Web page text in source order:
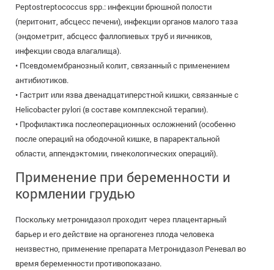
Peptostreptococcus spp.: инфекции брюшной полости
(перитонит, абсцесс печени), инфекции органов малого таза
(эндометрит, абсцесс фаллопиевых труб и яичников,
инфекции свода влагалища).
• Псевдомембранозный колит, связанный с применением
антибиотиков.
• Гастрит или язва двенадцатиперстной кишки, связанные с
Helicobacter pylori (в составе комплексной терапии).
• Профилактика послеоперационных осложнений (особенно
после операций на ободочной кишке, в параректальной
области, аппендэктомии, гинекологических операций).
Применение при беременности и
кормлении грудью
Поскольку метронидазол проходит через плацентарный
барьер и его действие на органогенез плода человека
неизвестно, применение препарата Метронидазол Реневал во
время беременности противопоказано.